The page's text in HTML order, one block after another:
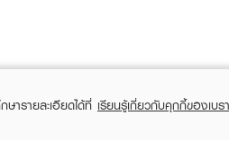
ารายละเอียดได้ที่ เรียนรู้เกี่ยวกับคุกกี้ของเบร